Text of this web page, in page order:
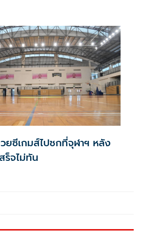
ยซีเกมส์ไปชกที่จุฬาฯ หลัง
ร็จไม่ทัน